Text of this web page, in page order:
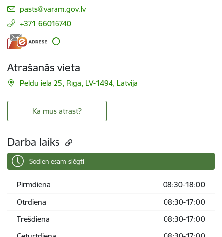
E-pasts:
pasts@varam.gov.lv
+371 66016740
Atrašanās vieta
Peldu iela 25, Rīga, LV-1494, Latvija
Kā mūs atrast?
Darba laiks
Šodien esam slēgti
Pirmdiena
08:30-18:00
Otrdiena
08:30-17:00
Trešdiena
08:30-17:00